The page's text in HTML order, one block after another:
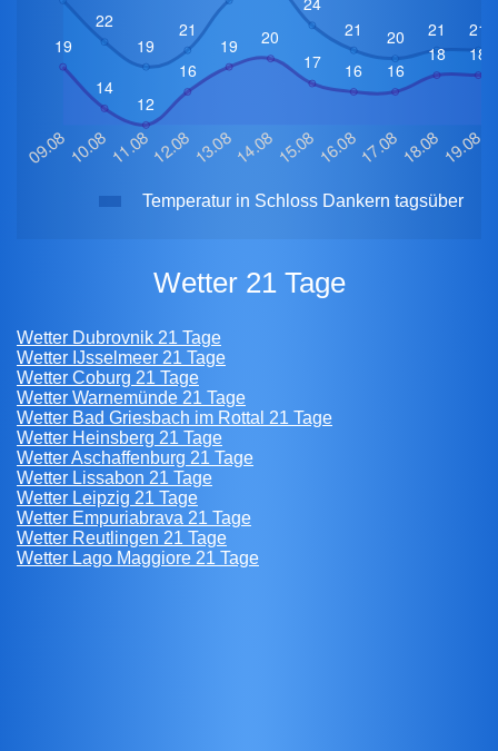
Temperatur in Schloss Dankern tagsüber
Wetter 21 Tage
Wetter Dubrovnik 21 Tage
Wetter IJsselmeer 21 Tage
Wetter Coburg 21 Tage
Wetter Warnemünde 21 Tage
Wetter Bad Griesbach im Rottal 21 Tage
Wetter Heinsberg 21 Tage
Wetter Aschaffenburg 21 Tage
Wetter Lissabon 21 Tage
Wetter Leipzig 21 Tage
Wetter Empuriabrava 21 Tage
Wetter Reutlingen 21 Tage
Wetter Lago Maggiore 21 Tage